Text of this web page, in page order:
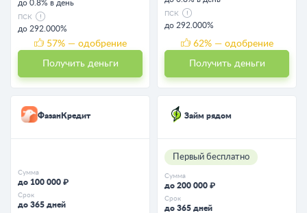
до 0.8% в день
ПСК
до 292.000%
57% — одобрение
Получить деньги
ПСК
до 292.000%
62% — одобрение
Получить деньги
ФазанКредит
Сумма
до 100 000 ₽
Срок
до 365 дней
Займ рядом
Первый бесплатно
Сумма
до 200 000 ₽
Срок
до 365 дней